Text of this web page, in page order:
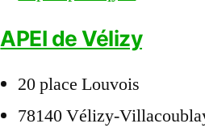
APEI de Vélizy
20 place Louvois
78140 Vélizy-